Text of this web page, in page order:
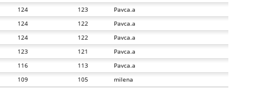
124 123
Pavca.a
124 122
Pavca.a
124 122
Pavca.a
123 121
Pavca.a
116 113
Pavca.a
109 105
milena